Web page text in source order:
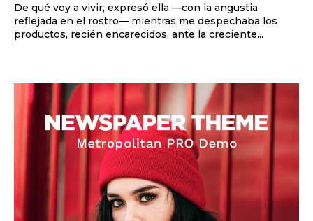
De qué voy a vivir, expresó ella —con la angustia
reflejada en el rostro— mientras me despechaba los
productos, recién encarecidos, ante la creciente...